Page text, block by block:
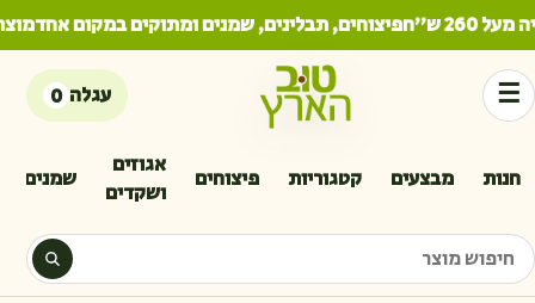
ש"ח פיצוחים, תבלינים, שמנים ומתוקים במקום אחד
☰
חנות מבצעים קטגוריות פיצוחים
אגוזים
ושקדים
שמנים
חיפוש מוצר
עגלה 0